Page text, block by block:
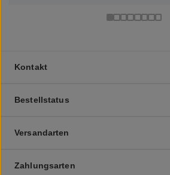
Kontakt
Bestellstatus
Versandarten
Zahlungsarten